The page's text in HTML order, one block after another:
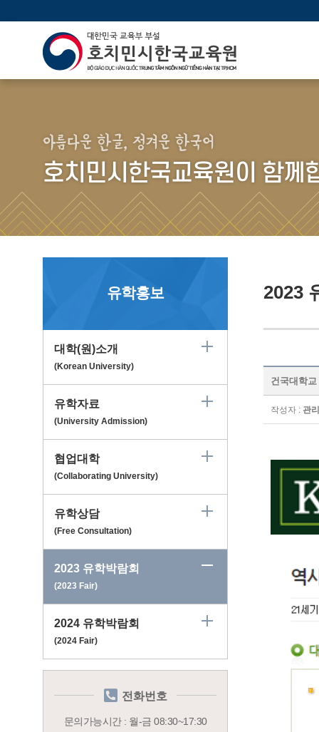
아름다운 한글, 정겨운 한국어
호치민시한국교육원이 함께
유학홍보
대학(원)소개
(Korean University)
유학자료
(University Admission)
협업대학
(Collaborating University)
유학상담
(Free Consultation)
2023 유학박람회
(2023 Fair)
2024 유학박람회
(2024 Fair)
전화번호
문의가능시간 : 월-금 08:30~17:30
2023
건국대학
작성자 : 관